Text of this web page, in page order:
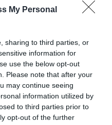
My Personal
sharing to third parties, or
information for
use the below opt-out
Please note that after your
may continue seeing
information utilized by
to third parties prior to
opt-out of the further
miatt? Megesik
elsősorban a biztonságot, a
jelenti – derül ki
kétharmada jóban van…